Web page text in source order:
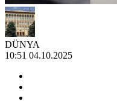
DÜNYA
10:51 04.10.2025